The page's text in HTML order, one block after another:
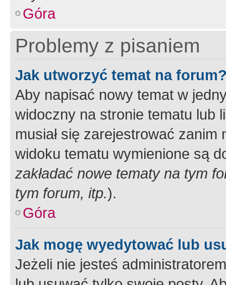
Góra
Problemy z pisaniem
Jak utworzyć temat na
Aby napisać nowy temat w
widoczny na stronie tematu lub
musiał się zarejestrować
widoku tematu wymienione są
zakładać nowe tematy na tym
tym forum, itp.).
Góra
Jak mogę wyedytować lub
Jeżeli nie jesteś